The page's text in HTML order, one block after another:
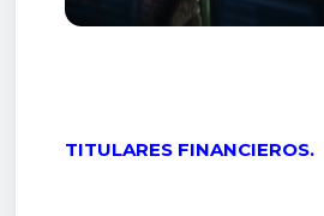
TITULARES FINANCIEROS.